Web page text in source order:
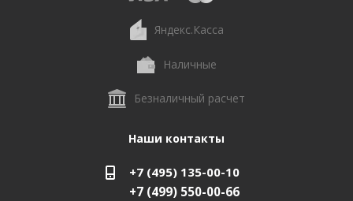
Яндекс.Касса
Наличные
Безналичный расчет
Наши контакты
+7 (495) 135-00-10
+7 (499) 550-00-66